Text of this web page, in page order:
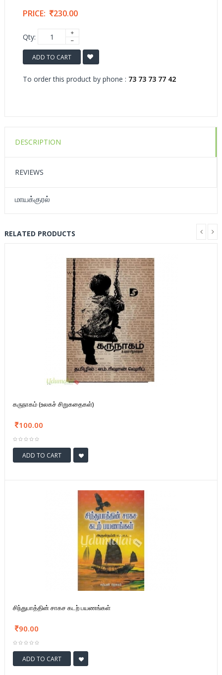
PRICE: 230.00
Qty:
ADD TO CART
To order this product by phone : 73 73 73 77 42
DESCRIPTION
REVIEWS
மாயக்குரல்
RELATED PRODUCTS
கருநாகம் (உலகச் சிறுகதைகள்)
100.00
ADD TO CART
சிந்துபாத்தின் சாகச கடற் பயணங்கள்
90.00
ADD TO CART